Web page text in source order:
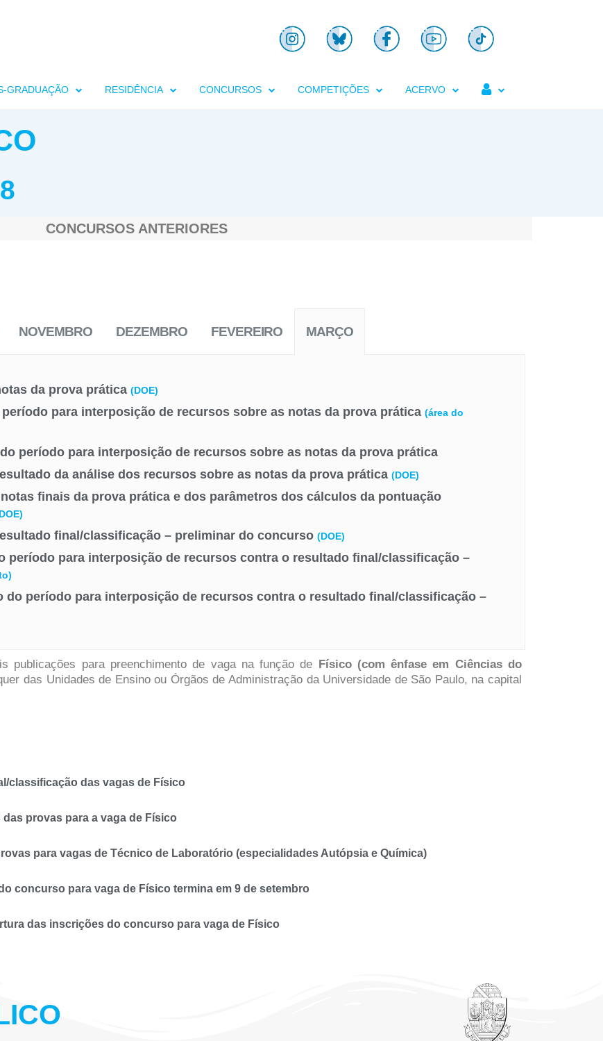
GRADUAÇÃO RESIDÊNCIA CONCURSOS COMPETIÇÕES ACERVO 
CONCURSOS ANTERIORES
NOVEMBRO DEZEMBRO FEVEREIRO MARÇO
da prova prática (DOE)
para interposição de recursos sobre as notas da prova prática (área do
período para interposição de recursos sobre as notas da prova prática
da análise dos recursos sobre as notas da prova prática (DOE)
finais da prova prática e dos parâmetros dos cálculos da pontuação
final/classificação – preliminar do concurso (DOE)
período para interposição de recursos contra o resultado final/classificação –
do período para interposição de recursos contra o resultado final/classificação –
publicações para preenchimento de vaga na função de Físico (com ênfase em Ciências do
das Unidades de Ensino ou Órgãos de Administração da Universidade de São Paulo, na capital
classificação das vagas de Físico
provas para a vaga de Físico
para vagas de Técnico de Laboratório (especialidades Autópsia e Química)
concurso para vaga de Físico termina em 9 de setembro
das inscrições do concurso para vaga de Físico